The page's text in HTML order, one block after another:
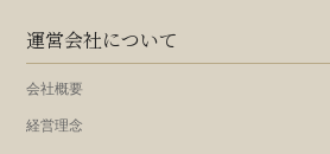
運営会社について
会社概要
経営理念